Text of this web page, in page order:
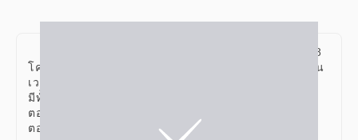
ข้อสอบ A-Level 63 Sci วิทยาศาสตร์ประยุกต์ ปี 2568
โครงสร้างข้อสอบ จำนวน 30 ข้อ คะแนนเต็ม 100 คะแนน
เวลา 90 นาที
มีทั้งหมด 2 ตอนดังนี้
ตอนที่ 1 : ปรนัย 5 ตัวเลือก 24 ข้อ
ตอนที่ 2 : เลือกตอบเชิงซ้อน 6 ข้อ